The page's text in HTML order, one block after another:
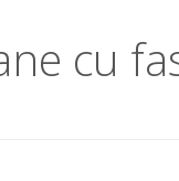
cu